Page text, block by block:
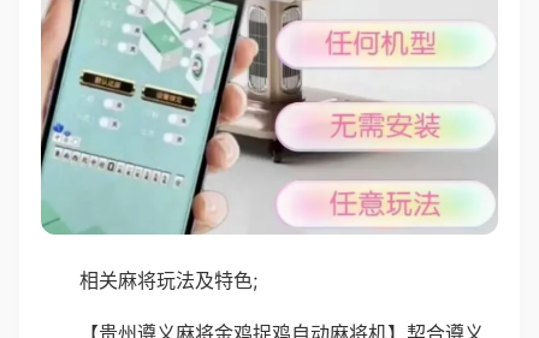
相关麻将玩法及特色;
【贵州遵义麻将金鸡捉鸡自动麻将机】契合遵义